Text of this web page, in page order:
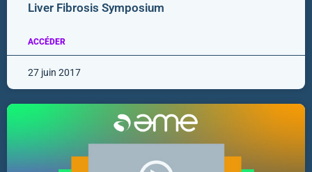
Liver Fibrosis Symposium
ACCÉDER
27 juin 2017